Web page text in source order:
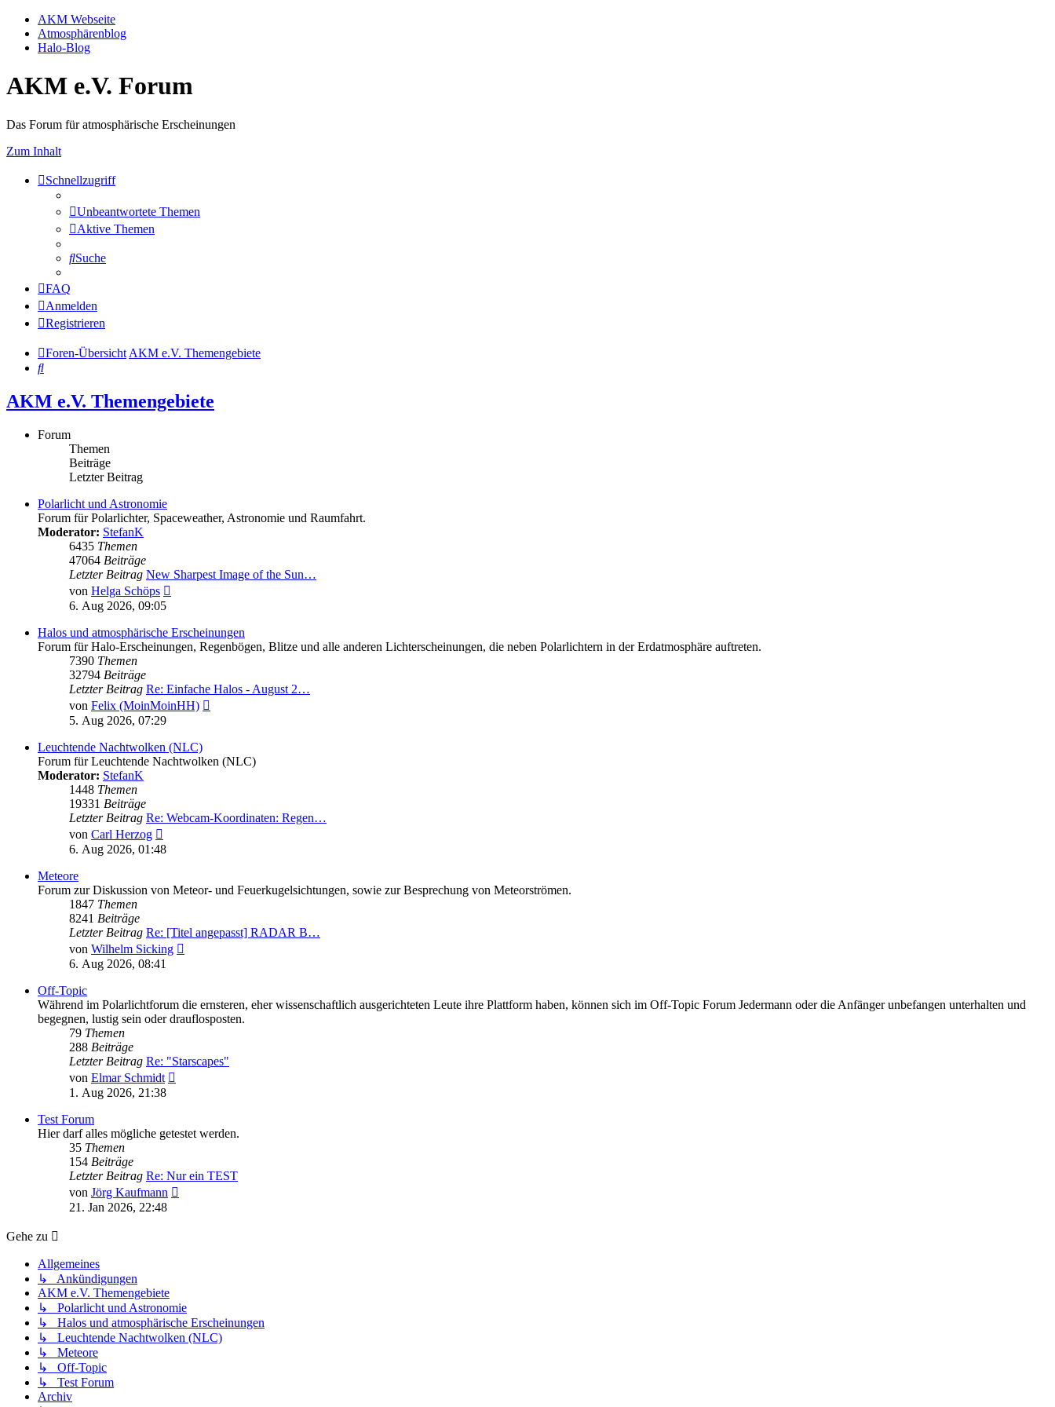
AKM Webseite
Atmosphärenblog
Halo-Blog
AKM e.V. Forum
Das Forum für atmosphärische Erscheinungen
Zum Inhalt
Schnellzugriff
Unbeantwortete Themen
Aktive Themen
Suche
FAQ
Anmelden
Registrieren
Foren-Übersicht AKM e.V. Themengebiete
Suche
AKM e.V. Themengebiete
Forum
Themen
Beiträge
Letzter Beitrag
Polarlicht und Astronomie
Forum für Polarlichter, Spaceweather, Astronomie und Raumfahrt.
Moderator: StefanK
6435 Themen
47064 Beiträge
Letzter Beitrag New Sharpest Image of the Sun…
von Helga Schöps
6. Aug 2026, 09:05
Halos und atmosphärische Erscheinungen
Forum für Halo-Erscheinungen, Regenbögen, Blitze und alle anderen Lichterscheinungen, die neben Polarlichtern in der Erdatmosphäre auftreten.
7390 Themen
32794 Beiträge
Letzter Beitrag Re: Einfache Halos - August 2…
von Felix (MoinMoinHH)
5. Aug 2026, 07:29
Leuchtende Nachtwolken (NLC)
Forum für Leuchtende Nachtwolken (NLC)
Moderator: StefanK
1448 Themen
19331 Beiträge
Letzter Beitrag Re: Webcam-Koordinaten: Regen…
von Carl Herzog
Beitrag
6. Aug 2026, 01:48
Meteore
Forum zur Diskussion von Meteor- und Feuerkugelsichtungen, sowie zur Besprechung von Meteorströmen.
1847 Themen
8241 Beiträge
Letzter Beitrag Re: [Titel angepasst] RADAR B…
von Wilhelm Sicking
6. Aug 2026, 08:41
Off-Topic
Während im Polarlichtforum die ernsteren, eher wissenschaftlich ausgerichteten Leute ihre Plattform haben, können sich im Off-Topic Forum Jedermann oder die Anfänger unbefangen unterhalten und
begegnen, lustig sein oder drauflosposten.
79 Themen
288 Beiträge
Letzter Beitrag Re: "Starscapes"
von Elmar Schmidt
1. Aug 2026, 21:38
Test Forum
Hier darf alles mögliche getestet werden.
35 Themen
154 Beiträge
Letzter Beitrag Re: Nur ein TEST
von Jörg Kaufmann
21. Jan 2026, 22:48
Gehe zu
Allgemeines
↳ Ankündigungen
AKM e.V. Themengebiete
↳ Polarlicht und Astronomie
↳ Halos und atmosphärische Erscheinungen
↳ Leuchtende Nachtwolken (NLC)
↳ Meteore
↳ Off-Topic
↳ Test Forum
Archiv